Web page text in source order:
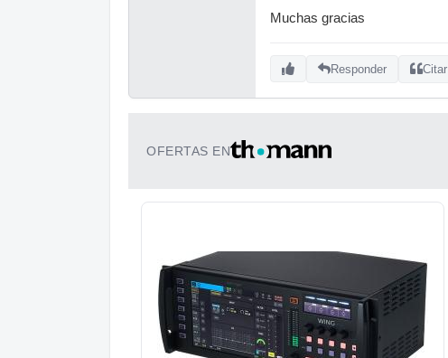
Muchas gracias
Responder Citar
OFERTAS EN